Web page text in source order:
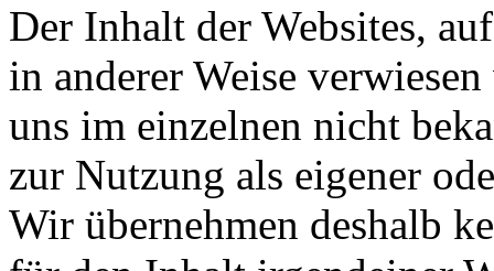
Der Inhalt der Websites,
in anderer Weise
uns im einzelnen nicht
zur Nutzung als eigener
Wir übernehmen deshalb